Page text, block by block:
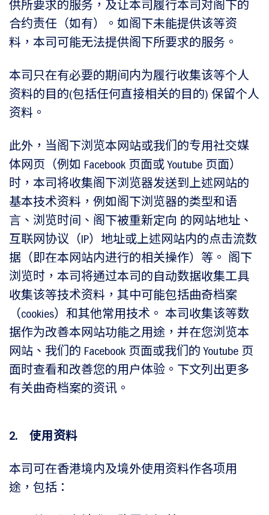
供所要求的服务，及让本司履行本司对阁下的
合约责任（如有）。如阁下未能提供该等资
料，本司可能无法提供阁下所要求的服务。
本司只在有必要的期间内为履行收集该等个人
资料的目的(包括任何直接相关的目的) 保留个人
资料。
此外，当阁下浏览本网站或我们的专用社交媒
体网页（例如 Facebook 页面或 Youtube 页面）
时，本司将收集阁下浏览器发送到上述网站的
基本技术资料，例如阁下浏览器的类型和语
言、浏览时间、阁下被重新定向 的网站地址、
互联网协议（IP）地址或上述网站内的点击流数
据（即在本网站内进行的相关操作）等。 阁下
浏览时，本司将通过本司的自动数据收集工具
收集该等技术资料，其中可能包括曲奇档案
（cookies）和其他常用技术。 本司收集该等数
据作为改善本网站功能之用途，并在您浏览本
网站、我们的 Facebook 页面或我们的 Youtube 页
面时查看和改善您的用户体验。下文列出更多
有关曲奇档案的资讯。
2. 使用资料
本司可在香港境内及境外使用资料作各项用
途，包括：